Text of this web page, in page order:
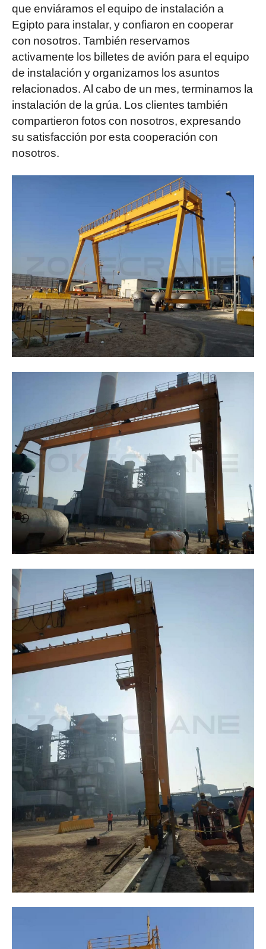
que enviáramos el equipo de instalación a
Egipto para instalar, y confiaron en cooperar
con nosotros. También reservamos
activamente los billetes de avión para el equipo
de instalación y organizamos los asuntos
relacionados. Al cabo de un mes, terminamos la
instalación de la grúa. Los clientes también
compartieron fotos con nosotros, expresando
su satisfacción por esta cooperación con
nosotros.